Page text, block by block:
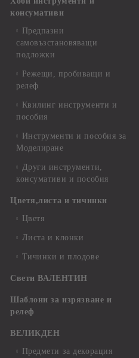
консумативи
Предпазни
самовъзстановяващи
подложки
Режещи, пробиващи и
релеф
Квилинг инструменти и
пособия
Инструменти и пособия за
Моделиране
Други инструменти,
консумативи и пособия
Цветя,листа и тичинки
Цветя
Листа и клонки
Тичинки и плодове
Свети ВАЛЕНТИН
Шаблони за изрязване и
релеф
ВЕЛИКДЕН
Предмети за декорация